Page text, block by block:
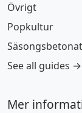
Övrigt
Popkultur
See all guides →
Mer